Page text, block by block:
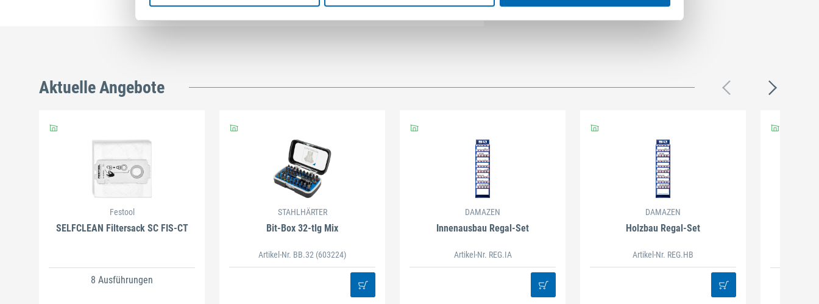
Aktuelle Angebote
Festool
SELFCLEAN Filtersack SC FIS-CT
8 Ausführungen
STAHLHÄRTER
Bit-Box 32-tlg Mix
Artikel-Nr. BB.32 (603224)
DAMAZEN
Innenausbau Regal-Set
Artikel-Nr. REG.IA
DAMAZEN
Holzbau Regal-Set
Artikel-Nr. REG.HB